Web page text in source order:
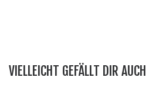
VIELLEICHT GEFÄLLT DIR AUCH